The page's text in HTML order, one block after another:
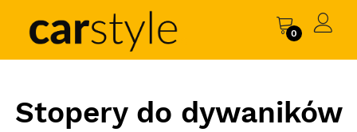
0
Stopery do dywaników